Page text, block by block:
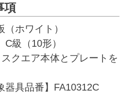
項
ホワイト）
級（10形）
クエア本体とプレートを
器具品番】FA10312C